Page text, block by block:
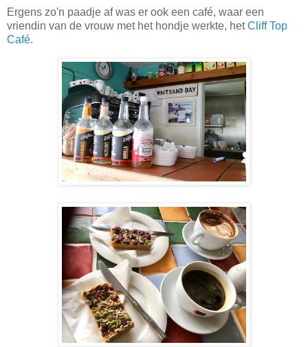
Ergens zo'n paadje af was er ook een café, waar een
vriendin van de vrouw met het hondje werkte, hetCliff Top
Café.